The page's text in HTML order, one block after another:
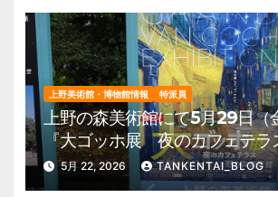
上野美術館・博物館情報 特派員
上野の森美術館にて5月29日（
『大ゴッホ展 夜のカフェテラ
催。 上野公園 美術館・博物
報他
5月 22, 2026 TANKENTAI_BLOG